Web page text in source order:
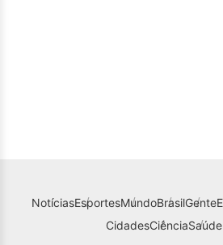
NotíciasEsportesMundoBrasilGente
CidadesCiênciaSaúde